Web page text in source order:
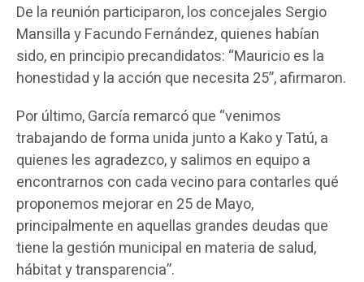
De la reunión participaron, los concejales Sergio
Mansilla y Facundo Fernández, quienes habían
sido, en principio precandidatos: “Mauricio es la
honestidad y la acción que necesita 25”, afirmaron.
Por último, García remarcó que “venimos
trabajando de forma unida junto a Kako y Tatú, a
quienes les agradezco, y salimos en equipo a
encontrarnos con cada vecino para contarles qué
proponemos mejorar en 25 de Mayo,
principalmente en aquellas grandes deudas que
tiene la gestión municipal en materia de salud,
hábitat y transparencia”.